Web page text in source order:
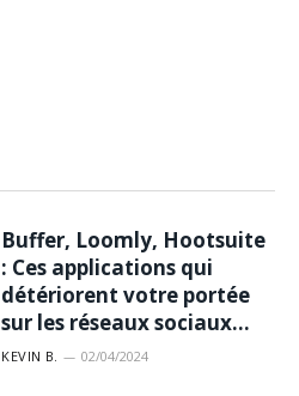
Buffer, Loomly, Hootsuite
: Ces applications qui
détériorent votre portée
sur les réseaux sociaux…
KEVIN B. 02/04/2024